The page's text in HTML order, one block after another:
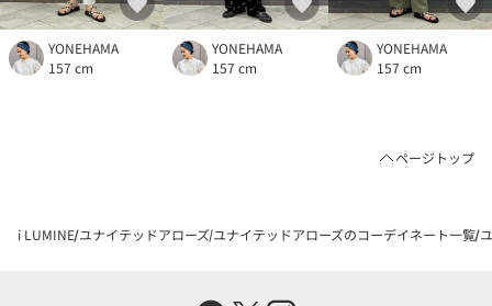
YONEHAMA
157 cm
YONEHAMA
157 cm
YONEHAMA
157 cm
ページトップ
i LUMINE ユナイテッドアローズ ユナイテッドアローズのコーデイネート一覧